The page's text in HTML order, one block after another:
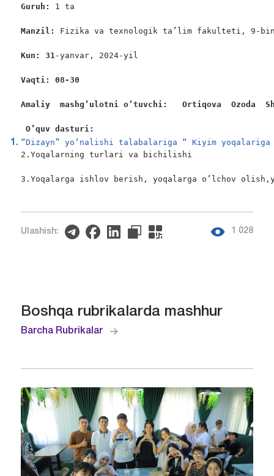
Guruh: 1 ta
Manzil: Fizika va texnologik ta’lim fakulteti, 9-
Kun: 31-yanvar, 2024-yil
Vaqti: 08-30
Amaliy  mashgʻulotni oʻtuvchi:   Ortiqova  Ozoda
O’quv dasturi:
“Dizayn” yo‘nalishi talabalariga “ Kiyim
2.Yoqalarning turlari va bichilishi
3.Yoqalarga ishlov berish, yoqalarga o’lchov
Ulashish: 1 028
Boshqa rubrikalarda mashhur
Barcha Rubrikalar